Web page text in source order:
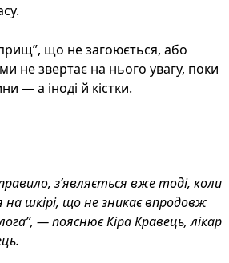
що не загоюється, або
не звертає на нього увагу, поки
— а іноді й кістки.
з’являється вже тоді, коли
шкірі, що не зникає впродовж
— пояснює Кіра Кравець, лікар